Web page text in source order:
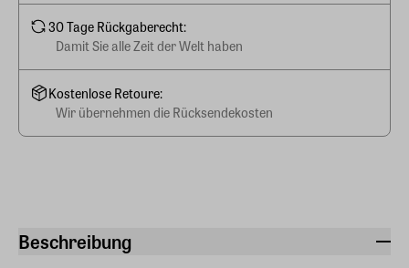
Beschreibung
30 Tage Rückgaberecht:
Damit Sie alle Zeit der Welt haben
Kostenlose Retoure:
Wir übernehmen die Rücksendekosten